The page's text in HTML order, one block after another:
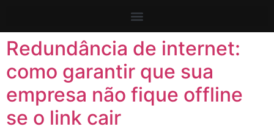
Redundância de internet:
como garantir que sua
empresa não fique offline
se o link cair